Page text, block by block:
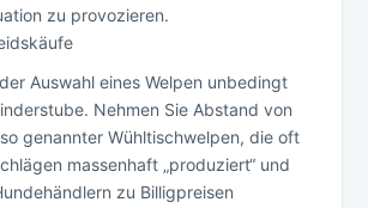
zu provozieren.
Auswahl eines Welpen unbedingt
Nehmen Sie Abstand von
genannter Wühltischwelpen, die oft
massenhaft „produziert“ und
zu Billigpreisen